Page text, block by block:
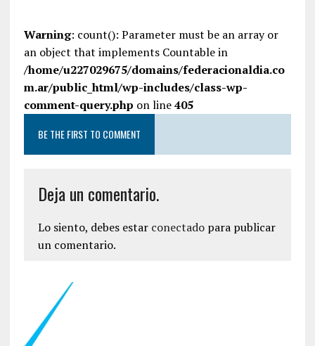
Warning: count(): Parameter must be an array or
an object that implements Countable in
/home/u227029675/domains/federacionaldia.co
m.ar/public_html/wp-includes/class-wp-
comment-query.php on line405
BE THE FIRST TO COMMENT
Deja un comentario.
Lo siento, debes estar conectadopara publicar
un comentario.